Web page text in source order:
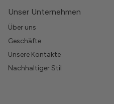
Unser Unternehmen
Über uns
Geschäfte
Unsere Kontakte
Nachhaltiger Stil